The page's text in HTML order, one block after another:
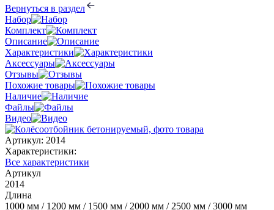
Вернуться в раздел
Набор
Комплект
Описание
Характеристики
Аксессуары
Отзывы
Похожие товары
Наличие
Файлы
Видео
Артикул: 2014
Характеристики:
Все характеристики
Артикул
2014
Длина
1000 мм / 1200 мм / 1500 мм / 2000 мм / 2500 мм / 3000 мм